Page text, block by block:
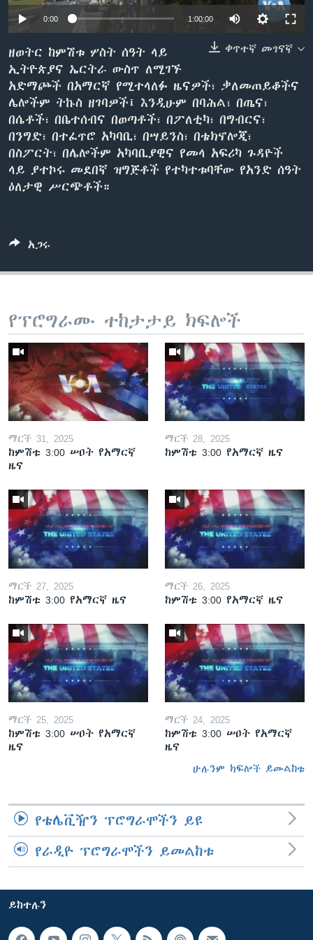
ቋንቋዎች
0:00 1:00:00
ቀጥተኛ መገናኛ
ዘወትር ከምሽቱ ሦስት ሰዓት ላይ
ኢትዮጵያና ኤርትራ ውስጥ ለሚገኙ
አድማጮች በአማርኛ የሚተላለፉ ዜናዎች፣ ቃለመጠይቆችና
ሌሎችም ትኩስ ዘገባዎች፤ እንዲሁም በባሕል፣ በጤና፣
በሴቶች፣ በቤተሰብና በወጣቶች፣ በፖለቲካ፣ በግብርና፣
በንግድ፣ በተፈጥሮ አካባቢ፣ በሣይንስ፣ በቴክኖሎጂ፣
በስፖርት፣ በሌሎችም አካባቢያዊና የመላ አፍሪካ ጉዳዮች
ላይ ያተኮሩ መደበኛ ዝግጅቶች የተካተቱባቸው የአንድ ሰዓት
ዕለታዊ ሥርጭቶች።
አጋሩ
የፕሮግራሙ ተከታታይ ክፍሎች
ማርች 31, 2025
ከምሽቱ 3:00 ሠዐት የአማርኛ
ዜና
ማርች 28, 2025
ከምሽቱ 3:00 የአማርኛ ዜና
ማርች 27, 2025
ከምሽቱ 3:00 የአማርኛ ዜና
ማርች 26, 2025
ከምሽቱ 3:00 የአማርኛ ዜና
ማርች 25, 2025
ከምሽቱ 3:00 ሠዐት የአማርኛ
ዜና
ማርች 24, 2025
ከምሽቱ 3:00 ሠዐት የአማርኛ
ዜና
ሁሉንም ክፍሎች ይመልከቱ
የቴሌቪዥን ፕሮግራሞችን ይዩ
የራዲዮ ፕሮግራሞችን ይመልከቱ
ይከተሉን